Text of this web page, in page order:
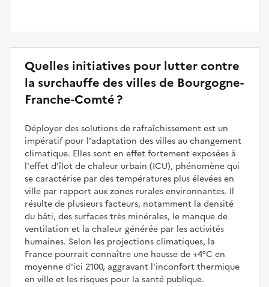
Quelles initiatives pour lutter contre
la surchauffe des villes de Bourgogne-
Franche-Comté ?
Déployer des solutions de rafraîchissement est un
impératif pour l'adaptation des villes au changement
climatique. Elles sont en effet fortement exposées à
l'effet d'îlot de chaleur urbain (ICU), phénomène qui
se caractérise par des températures plus élevées en
ville par rapport aux zones rurales environnantes. Il
résulte de plusieurs facteurs, notamment la densité
du bâti, des surfaces très minérales, le manque de
ventilation et la chaleur générée par les activités
humaines. Selon les projections climatiques, la
France pourrait connaître une hausse de +4°C en
moyenne d'ici 2100, aggravant l'inconfort thermique
en ville et les risques pour la santé publique.